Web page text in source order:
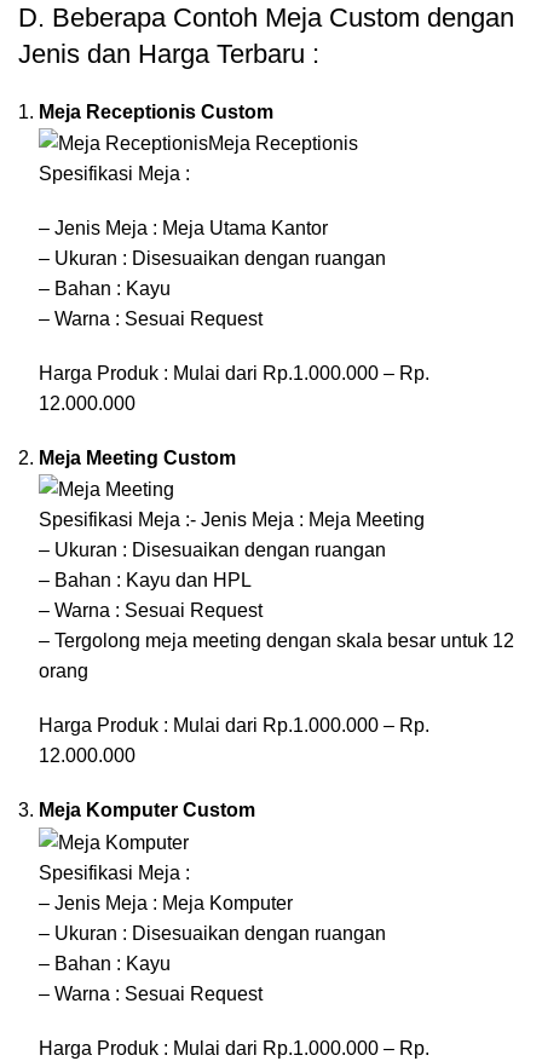
D. Beberapa Contoh Meja Custom dengan
Jenis dan Harga Terbaru :
Meja Receptionis Custom
Spesifikasi Meja :
– Jenis Meja : Meja Utama Kantor
– Ukuran : Disesuaikan dengan ruangan
– Bahan : Kayu
– Warna : Sesuai Request
Harga Produk : Mulai dari Rp.1.000.000 – Rp.
12.000.000
Meja Meeting Custom
Spesifikasi Meja :- Jenis Meja : Meja Meeting
– Ukuran : Disesuaikan dengan ruangan
– Bahan : Kayu dan HPL
– Warna : Sesuai Request
– Tergolong meja meeting dengan skala besar untuk 12
orang
Harga Produk : Mulai dari Rp.1.000.000 – Rp.
12.000.000
Meja Komputer Custom
Spesifikasi Meja :
– Jenis Meja : Meja Komputer
– Ukuran : Disesuaikan dengan ruangan
– Bahan : Kayu
– Warna : Sesuai Request
Harga Produk : Mulai dari Rp.1.000.000 – Rp.